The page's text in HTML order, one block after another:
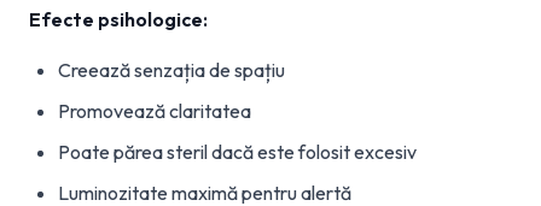
Efecte psihologice:
Creează senzația de spațiu
Promovează claritatea
Poate părea steril dacă este folosit excesiv
Luminozitate maximă pentru alertă